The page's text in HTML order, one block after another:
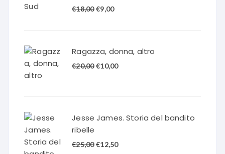
€18,00 Il
€18,00.
€9,00Il
€9,00.
Ragazza, donna, altro
€20,00 Il
€20,00.
€10,00Il
€10,00.
Jesse James. Storia del bandito
ribelle
€25,00 Il
€12,50Il